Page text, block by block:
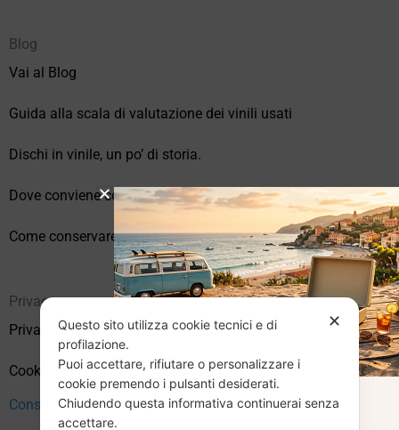
Blog
Vai al Blog
Guida alla scala di valutazione dei vinili usati
Dischi in vinile, un po’ di storia.
Dove conviene comprare vinili online?
Come conservare correttamente i vinili usati
Privacy
Privacy Policy
Cookie Policy (UE)
Consenso
✕
Questo sito utilizza cookie tecnici e di
profilazione.
Puoi accettare, rifiutare o personalizzare i
cookie premendo i pulsanti desiderati.
Chiudendo questa informativa continuerai senza
accettare.